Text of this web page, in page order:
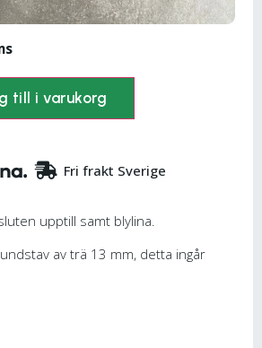
till i varukorg
Fri frakt Sverige
upptill samt blylina.
av trä 13 mm, detta ingår